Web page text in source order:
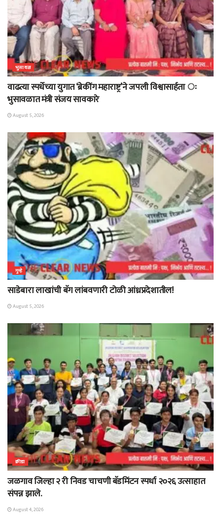
भुसावळ
वाढत्या स्पर्धेच्या युगात ‘ब्रेकींग महाराष्ट्र’ने जपली विश्वासार्हता ः
भुसावळात मंत्री संजय सावकारे
August 5, 2026
गुन्हे
साडेबारा लाखांची बॅग लांबवणारी टोळी आंध्रप्रदेशातील!
August 5, 2026
क्रीडा
जळगाव जिल्हा २ री निवड चाचणी बॅडमिंटन स्पर्धा २०२६ उत्साहात
संपन्न झाले.
August 4, 2026